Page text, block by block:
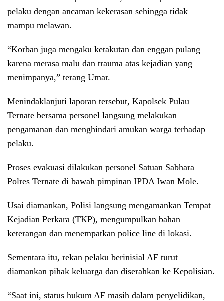
pelaku dengan ancaman kekerasan sehingga tidak
mampu melawan.
“Korban juga mengaku ketakutan dan enggan pulang
karena merasa malu dan trauma atas kejadian yang
menimpanya,” terang Umar.
Menindaklanjuti laporan tersebut, Kapolsek Pulau
Ternate bersama personel langsung melakukan
pengamanan dan menghindari amukan warga terhadap
pelaku.
Proses evakuasi dilakukan personel Satuan Sabhara
Polres Ternate di bawah pimpinan IPDA Iwan Mole.
Usai diamankan, Polisi langsung mengamankan Tempat
Kejadian Perkara (TKP), mengumpulkan bahan
keterangan dan menempatkan police line di lokasi.
Sementara itu, rekan pelaku berinisial AF turut
diamankan pihak keluarga dan diserahkan ke Kepolisian.
“Saat ini, status hukum AF masih dalam penyelidikan,